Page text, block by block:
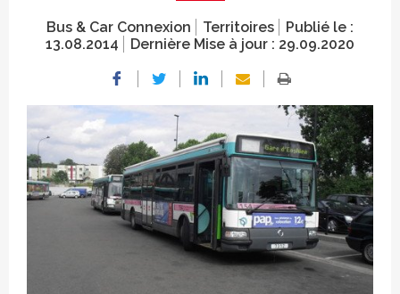
Bus & Car Connexion Territoires
Publié le :
13.08.2014
Dernière Mise à jour : 29.09.2020